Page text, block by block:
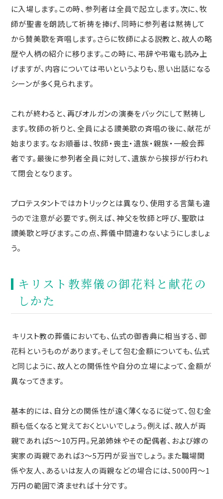
に入場します。この時、参列者は全員で起立します。次に、牧
師が聖書を朗読して祈祷を捧げ、同時に参列者は黙祷して
から賛美歌を斉唱します。さらに牧師による説教と、故人の略
歴や人柄の紹介に移ります。この時に、弔辞や弔電も読み上
げますが、内容については弔いというよりも、思い出話になる
シーンが多く見られます。
これが終わると、再びオルガンの演奏をバックにして黙祷し
ます。牧師の祈りと、全員による讃美歌の斉唱の後に、献花が
始まります。なお順番は、牧師・喪主・遺族・親族・一般会葬
者です。最後に参列者全員に対して、遺族から挨拶が行われ
て閉会となります。
プロテスタントではカトリックとは異なり、使用する言葉も違
うので注意が必要です。例えば、神父を牧師と呼び、聖歌は
讃美歌と呼びます。この点、葬儀中間違わないようにしましょ
う。
キリスト教葬儀の御花料と献花の
しかた
キリスト教の葬儀においても、仏式の御香典に相当する、御
花料というものがあります。そして包む金額についても、仏式
と同じように、故人との関係性や自分の立場によって、金額が
異なってきます。
基本的には、自分との関係性が遠く薄くなるに従って、包む金
額も低くなると覚えておくといいでしょう。例えば、故人が両
親であれば5～10万円。兄弟姉妹やその配偶者、および嫁の
実家の両親であれば3～5万円が妥当でしょう。また職場関
係や友人、あるいは友人の両親などの場合には、5000円～1
万円の範囲で済ませれば十分です。